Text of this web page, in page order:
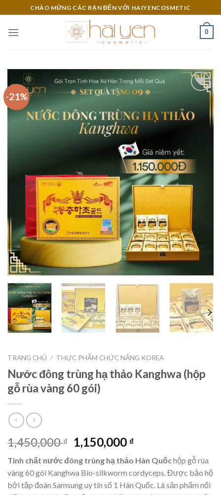
content
CHÀO MỪNG CÁC BẠN ĐẾN VỚI HAIYENCOSMETIC
0
-21%
Wishlist
TRANG CHỦ / THỰC PHẨM CHỨC NĂNG KOREA
Nước đông trùng hạ thảo Kanghwa (hộp
gỗ rùa vàng 60 gói)
1,450,000₫ 1,150,000 ₫
Tinh chất nước đông trùng hạ thảo Hàn Quốchộp gỗ rùa
vàng 60 gói Kanghwa Bio-silkworm cordyceps. Được bảo hộ
bởi tập đoàn Samsung uy tín số 1 Hàn Quốc. Là sản phẩm nổi